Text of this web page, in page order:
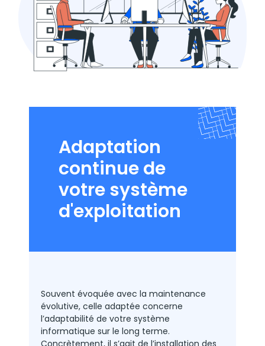
Adaptation
continue de
votre système
d'exploitation
Souvent évoquée avec la maintenance
évolutive, celle adaptée concerne
l’adaptabilité de votre système
informatique sur le long terme.